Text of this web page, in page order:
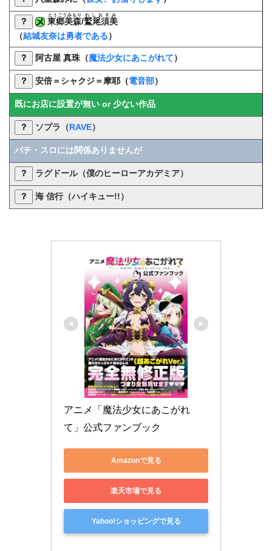
？ 東郷美森
とうごうみもり
/鷲尾須美
わしおすみ
（結城友奈は勇者である ）
？ 阿古屋 真珠（魔法少女にあこがれて ）
？ 安倍＝シャクジ＝摩耶（電音部）
既にお店に設置が無い or 少ない作品
？ ソプラ （ RAVE）
パチ・スロには関係ありませんが
？ ラグドール（僕のヒーローアカデミア）
？ 海 信行（ハイキュー!!）
アニメ「魔法少女にあこがれ
て」公式ファンブック
Amazonで見る
楽天市場で見る
Yahoo!ショッピングで見る